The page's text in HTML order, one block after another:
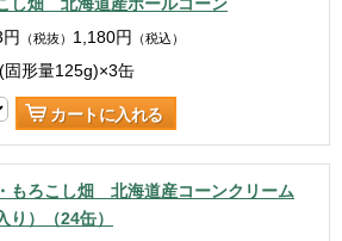
円 （税抜） 1,180円 （税込）
固形量125g)×3缶
カートに入れる
もろこし畑 北海道産コーンクリーム
り）（24缶）